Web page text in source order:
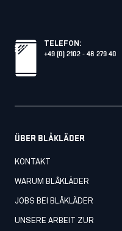
TELEFON :
+49 (0) 2102 - 48 279 40
ÜBER BLÅKLÄDER
KONTAKT
WARUM BLÅKLÄDER
JOBS BEI BLÅKLÄDER
UNSERE ARBEIT ZUR